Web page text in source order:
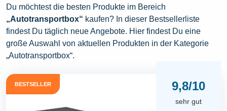
Du möchtest die besten Produkte im Bereich
„Autotransportbox“ kaufen? In dieser Bestsellerliste
findest Du täglich neue Angebote. Hier findest Du eine
große Auswahl von aktuellen Produkten in der Kategorie
„Autotransportbox“.
BESTSELLER 9,8/10
sehr gut